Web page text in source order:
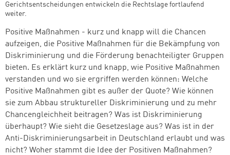
Gerichtsentscheidungen entwickeln die Rechtslage fortlaufend
weiter.
Positive Maßnahmen - kurz und knapp will die Chancen
aufzeigen, die Positive Maßnahmen für die Bekämpfung von
Diskriminierung und die Förderung benachteiligter Gruppen
bieten. Es erklärt kurz und knapp, wie Positive Maßnahmen
verstanden und wo sie ergriffen werden können: Welche
Positive Maßnahmen gibt es außer der Quote? Wie können
sie zum Abbau struktureller Diskriminierung und zu mehr
Chancengleichheit beitragen? Was ist Diskriminierung
überhaupt? Wie sieht die Gesetzeslage aus? Was ist in der
Anti-Diskriminierungsarbeit in Deutschland erlaubt und was
nicht? Woher stammt die Idee der Positiven Maßnahmen?
Zum Warenkorb